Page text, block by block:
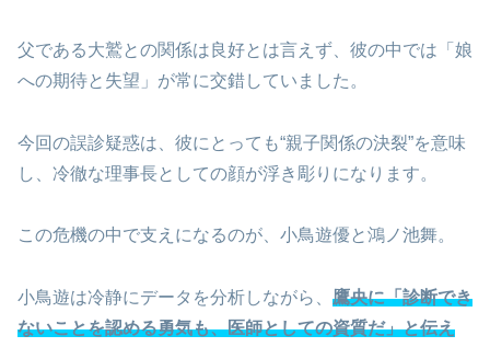
父である大鷲との関係は良好とは言えず、彼の中では「娘
への期待と失望」が常に交錯していました。
今回の誤診疑惑は、彼にとっても“親子関係の決裂”を意味
し、冷徹な理事長としての顔が浮き彫りになります。
この危機の中で支えになるのが、小鳥遊優と鴻ノ池舞。
小鳥遊は冷静にデータを分析しながら、 鷹央に「診断でき
ないことを認める勇気も、医師としての資質だ」と伝え